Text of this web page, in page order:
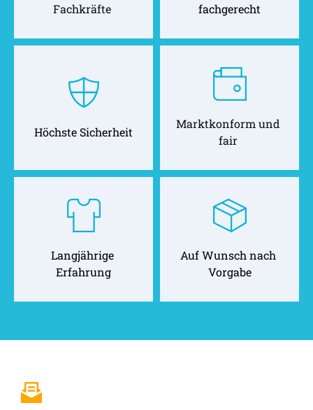
Fachkräfte
fachgerecht
Höchste Sicherheit
Marktkonform und
fair
Langjährige
Erfahrung
Auf Wunsch nach
Vorgabe